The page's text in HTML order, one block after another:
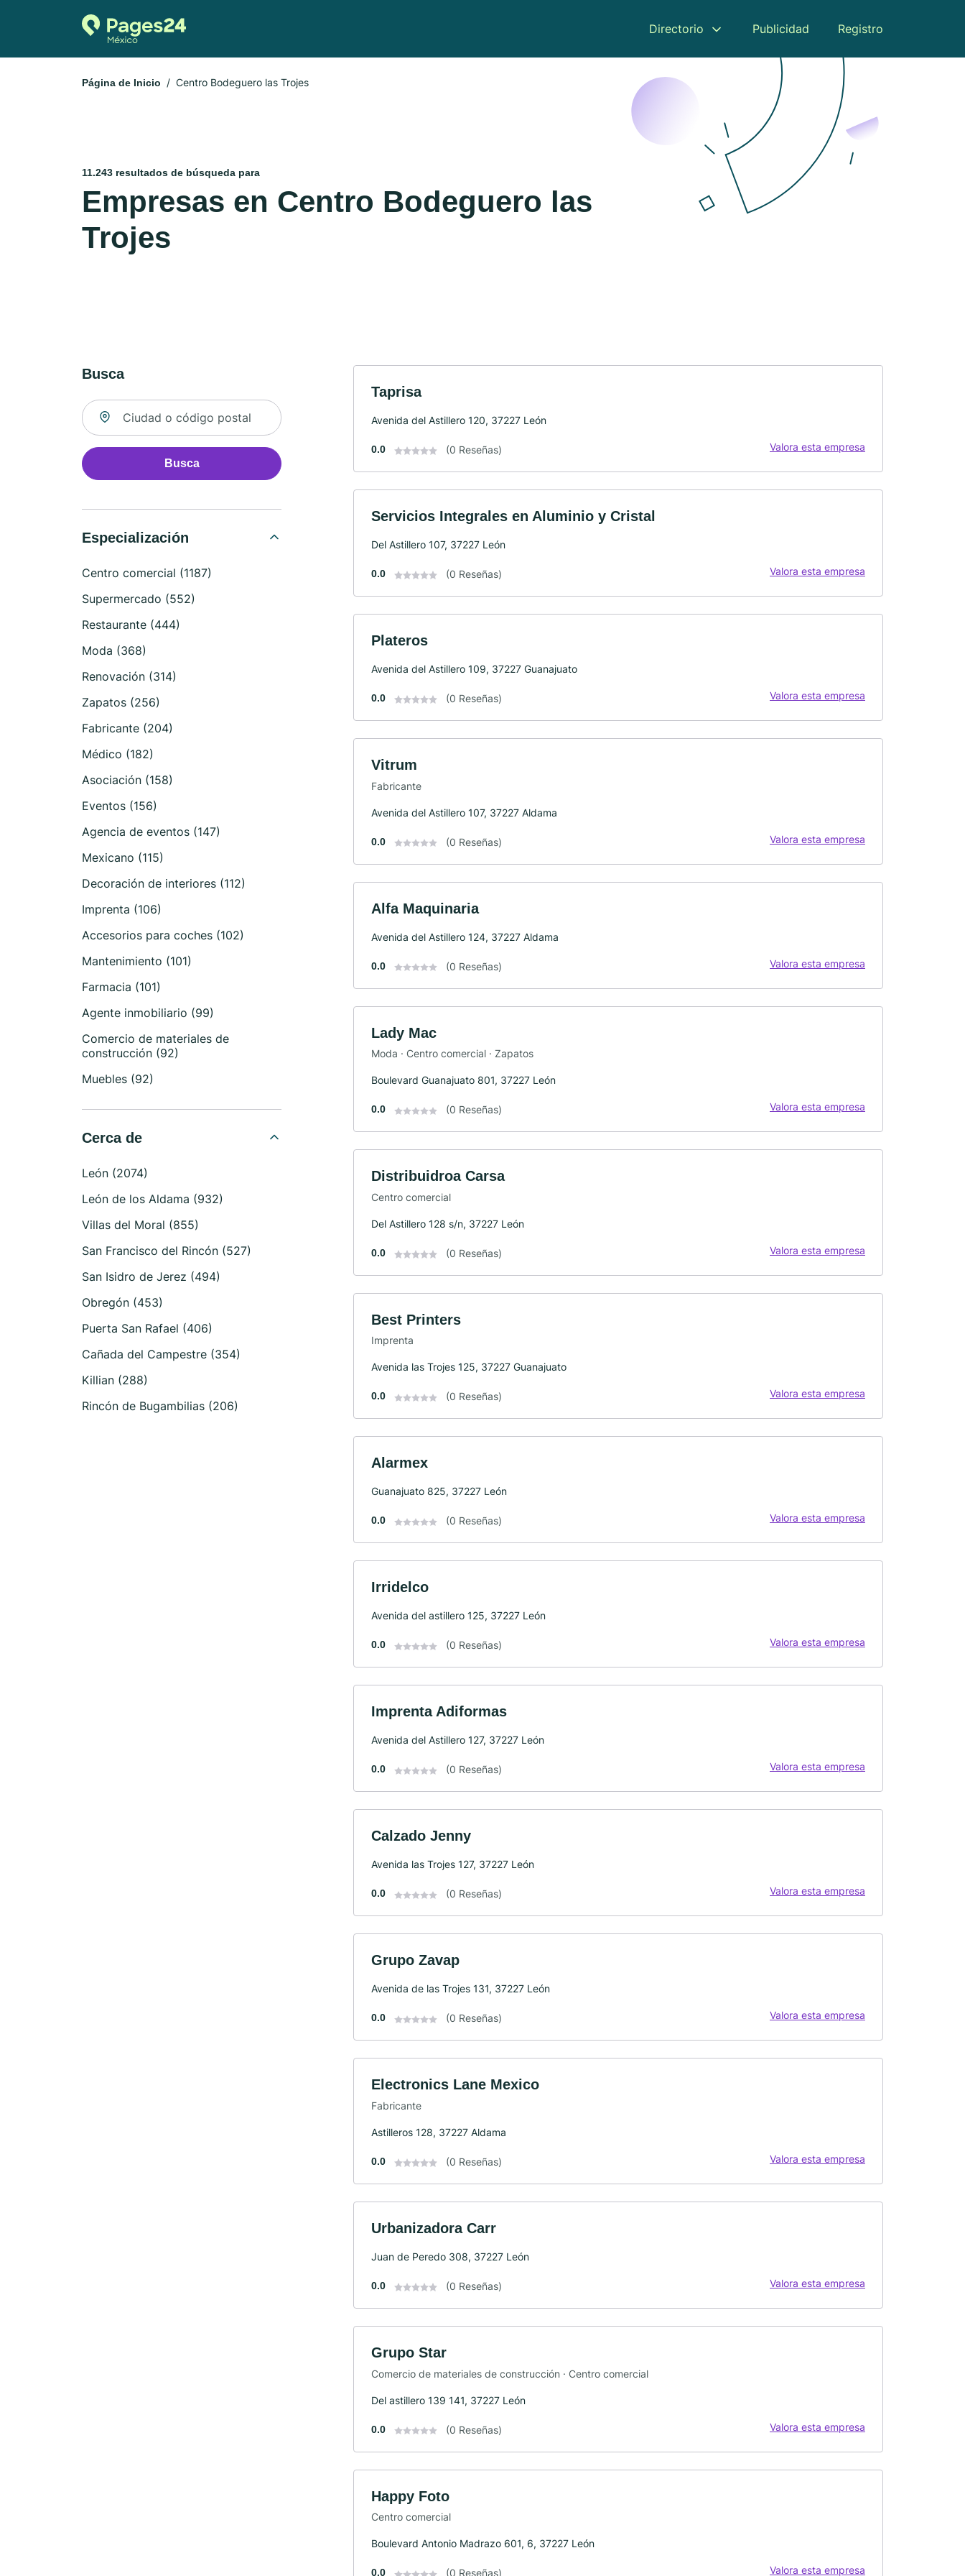
Directorio Publicidad Registro
Página de Inicio Centro Bodeguero las Trojes
11.243 resultados de búsqueda para
Empresas en Centro Bodeguero las
Trojes
Busca
Buscar ubicación
Busca
Especialización
Centro comercial (1187)
Supermercado (552)
Restaurante (444)
Moda (368)
Renovación (314)
Zapatos (256)
Fabricante (204)
Médico (182)
Asociación (158)
Eventos (156)
Agencia de eventos (147)
Mexicano (115)
Decoración de interiores (112)
Imprenta (106)
Accesorios para coches (102)
Mantenimiento (101)
Farmacia (101)
Agente inmobiliario (99)
Comercio de materiales de
construcción (92)
Muebles (92)
Cerca de
León (2074)
León de los Aldama (932)
Villas del Moral (855)
San Francisco del Rincón (527)
San Isidro de Jerez (494)
Obregón (453)
Puerta San Rafael (406)
Cañada del Campestre (354)
Killian (288)
Rincón de Bugambilias (206)
Taprisa
Avenida del Astillero 120, 37227 León
0.0 (0 Reseñas) Valora esta empresa
Servicios Integrales en Aluminio y Cristal
Del Astillero 107, 37227 León
0.0 (0 Reseñas) Valora esta empresa
Plateros
Avenida del Astillero 109, 37227 Guanajuato
0.0 (0 Reseñas) Valora esta empresa
Vitrum
Fabricante
Avenida del Astillero 107, 37227 Aldama
0.0 (0 Reseñas) Valora esta empresa
Alfa Maquinaria
Avenida del Astillero 124, 37227 Aldama
0.0 (0 Reseñas) Valora esta empresa
Lady Mac
Moda · Centro comercial · Zapatos
Boulevard Guanajuato 801, 37227 León
0.0 (0 Reseñas) Valora esta empresa
Distribuidroa Carsa
Centro comercial
Del Astillero 128 s/n, 37227 León
0.0 (0 Reseñas) Valora esta empresa
Best Printers
Imprenta
Avenida las Trojes 125, 37227 Guanajuato
0.0 (0 Reseñas) Valora esta empresa
Alarmex
Guanajuato 825, 37227 León
0.0 (0 Reseñas) Valora esta empresa
Irridelco
Avenida del astillero 125, 37227 León
0.0 (0 Reseñas) Valora esta empresa
Imprenta Adiformas
Avenida del Astillero 127, 37227 León
0.0 (0 Reseñas) Valora esta empresa
Calzado Jenny
Avenida las Trojes 127, 37227 León
0.0 (0 Reseñas) Valora esta empresa
Grupo Zavap
Avenida de las Trojes 131, 37227 León
0.0 (0 Reseñas) Valora esta empresa
Electronics Lane Mexico
Fabricante
Astilleros 128, 37227 Aldama
0.0 (0 Reseñas) Valora esta empresa
Urbanizadora Carr
Juan de Peredo 308, 37227 León
0.0 (0 Reseñas) Valora esta empresa
Grupo Star
Comercio de materiales de construcción · Centro comercial
Del astillero 139 141, 37227 León
0.0 (0 Reseñas) Valora esta empresa
Happy Foto
Centro comercial
Boulevard Antonio Madrazo 601, 6, 37227 León
0.0 (0 Reseñas) Valora esta empresa